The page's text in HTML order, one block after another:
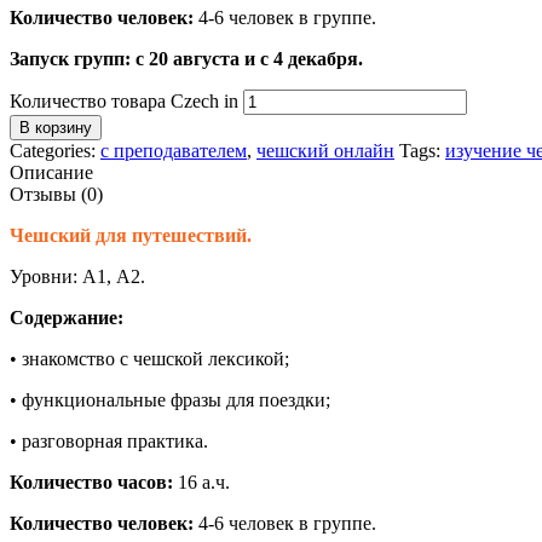
Количество человек: 4-6 человек в группе.
Запуск групп: с 20 августа и с 4 декабря.
Количество товара Czech in
В корзину
Categories: с преподавателем, чешский онлайн Tags: изучение
Описание
Отзывы (0)
Чешский для путешествий.
Уровни: А1, А2.
Содержание:
• знакомство с чешской лексикой;
• функциональные фразы для поездки;
• разговорная практика.
Количество часов: 16 а.ч.
Количество человек: 4-6 человек в группе.